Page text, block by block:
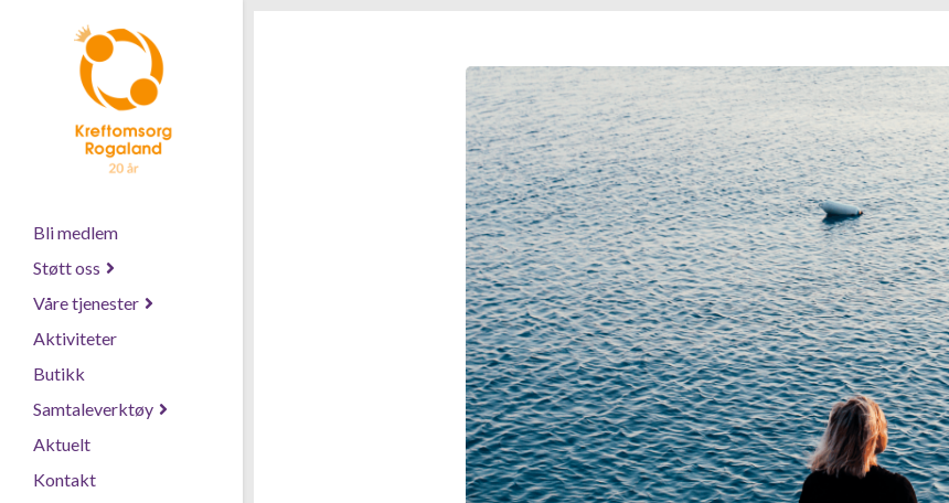
Bli medlem
Støtt oss
Våre tjenester
Aktiviteter
Butikk
Samtaleverktøy
Aktuelt
Kontakt